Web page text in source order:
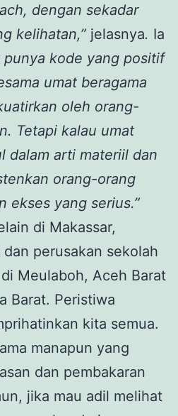
dengan sekadar
kelihatan,” jelasnya. Ia
punya kode yang positif
umat beragama
oleh orang-
Tetapi kalau umat
dalam arti materiil dan
orang-orang
ekses yang serius.”
di Makassar,
perusakan sekolah
Meulaboh, Aceh Barat
Barat. Peristiwa
kita semua.
manapun yang
dan pembakaran
jika mau adil melihat